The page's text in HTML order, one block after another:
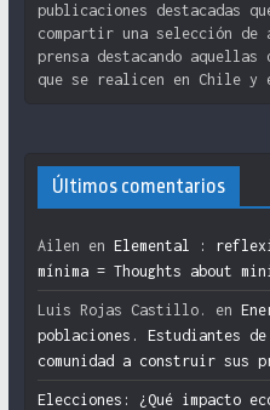
publicaciones destacadas
compartir una selección de
prensa destacando
que se realicen en Chile y
Últimos comentarios
Ailen en Elemental :
mínima = Thoughts about
Luis Rojas Castillo. en
poblaciones. Estudiantes
comunidad a construir sus
Elecciones: ¿Qué impacto